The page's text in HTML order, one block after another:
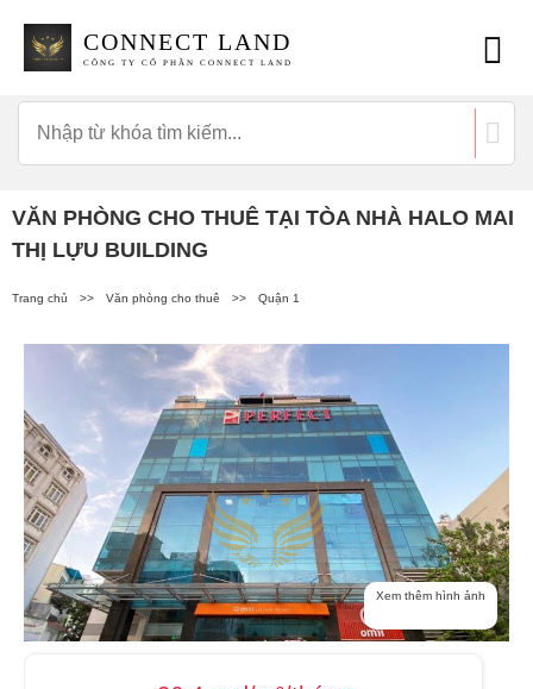
CONNECT LAND
CÔNG TY CỔ PHẦN CONNECT LAND
VĂN PHÒNG CHO THUÊ TẠI TÒA NHÀ HALO MAI
THỊ LỰU BUILDING
Trang chủ >> Văn phòng cho thuê >> Quận 1
Xem thêm hình ảnh